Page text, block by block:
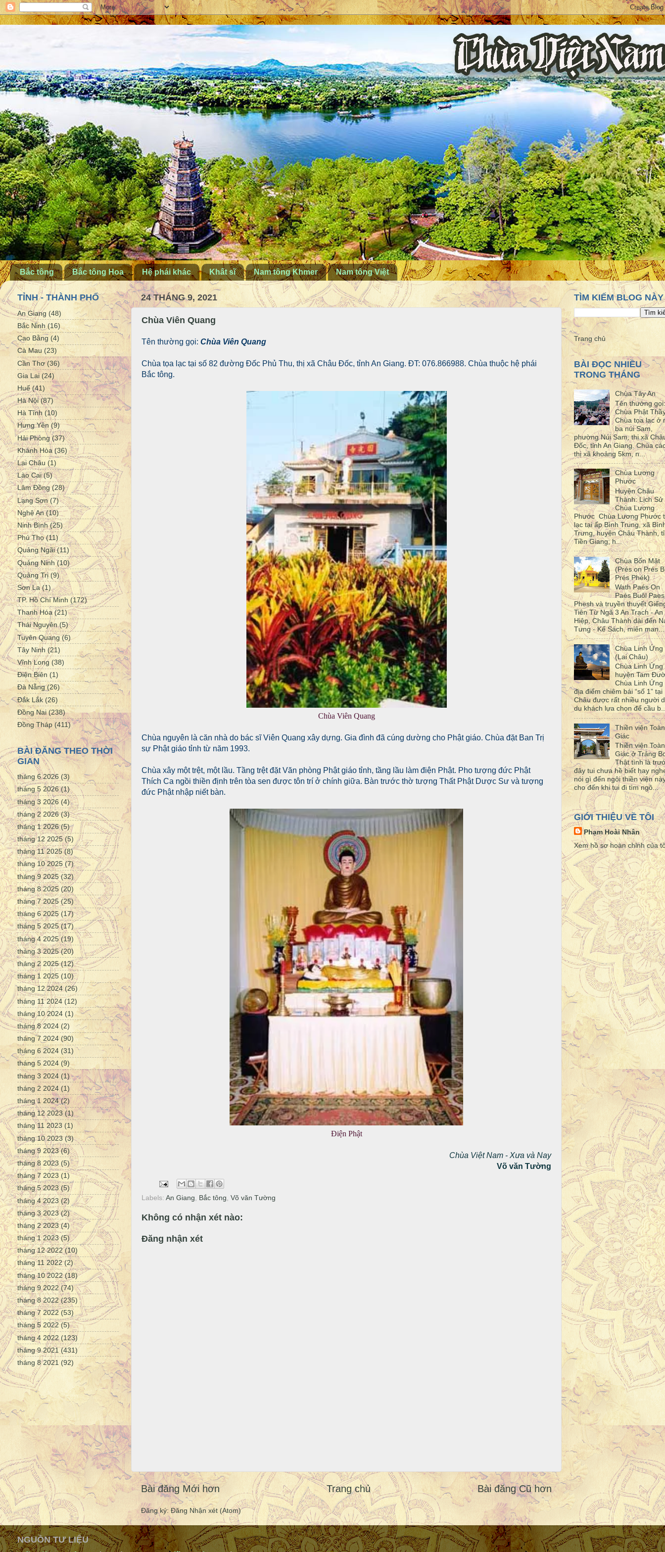
Bắc tông Bắc tông Hoa Hệ phái khác Khất sĩ Nam tông Khmer Nam tông Việt
24 THÁNG 9, 2021
Chùa Viên Quang
Tên thường gọi: Chùa Viên Quang
Chùa tọa lạc tại số 82 đường Đốc Phủ Thu, thị xã Châu Đốc, tỉnh An Giang. ĐT: 076.866988. Chùa thuộc hệ phái
Bắc tông.
Chùa Viên Quang
Chùa nguyên là căn nhà do bác sĩ Viên Quang xây dựng. Gia đình đã cúng dường cho Phật giáo. Chùa đặt Ban Trị
sự Phật giáo tỉnh từ năm 1993.
Chùa xây một trệt, một lầu. Tầng trệt đặt Văn phòng Phật giáo tỉnh, tầng lầu làm điện Phật. Pho tượng đức Phật
Thích Ca ngồi thiền định trên tòa sen được tôn trí ở chính giữa. Bàn trước thờ tượng Thất Phật Dược Sư và tượng
đức Phật nhập niết bàn.
Điện Phật
Chùa Việt Nam - Xưa và Nay
Võ văn Tường
Labels: An Giang Bắc tông Võ văn Tường
Không có nhận xét nào:
Đăng nhận xét
Bài đăng Mới hơn Bài đăng Cũ hơn
Trang chủ
Đăng ký: Đăng Nhận xét (Atom)
TỈNH - THÀNH PHỐ
An Giang (48)
Bắc Ninh (16)
Cao Bằng (4)
Cà Mau (23)
Cần Thơ (36)
Gia Lai (24)
Huế (41)
Hà Nội (87)
Hà Tĩnh (10)
Hưng Yên (9)
Hải Phòng (37)
Khánh Hòa (36)
Lai Châu (1)
Lào Cai (5)
Lâm Đồng (28)
Lạng Sơn (7)
Nghệ An (10)
Ninh Bình (25)
Phú Thọ (11)
Quảng Ngãi (11)
Quảng Ninh (10)
Quảng Trị (9)
Sơn La (1)
TP. Hồ Chí Minh (172)
Thanh Hóa (21)
Thái Nguyên (5)
Tuyên Quang (6)
Tây Ninh (21)
Vĩnh Long (38)
Điện Biên (1)
Đà Nẵng (26)
Đắk Lắk (26)
Đồng Nai (238)
Đồng Tháp (411)
BÀI ĐĂNG THEO THỜI
GIAN
tháng 6 2026 (3)
tháng 5 2026(1)
tháng 3 2026 (4)
tháng 2 2026(3)
tháng 1 2026(5)
tháng 12 2025(5)
tháng 11 2025(8)
tháng 10 2025 (7)
tháng 9 2025(32)
tháng 8 2025(20)
tháng 7 2025(25)
tháng 6 2025(17)
tháng 5 2025(17)
tháng 4 2025(19)
tháng 3 2025(20)
tháng 2 2025(12)
tháng 1 2025 (10)
tháng 12 2024(26)
tháng 11 2024 (12)
tháng 10 2024 (1)
tháng 8 2024 (2)
tháng 7 2024(90)
tháng 6 2024 (31)
tháng 5 2024 (9)
tháng 3 2024 (1)
tháng 2 2024 (1)
tháng 1 2024(2)
tháng 12 2023(1)
tháng 11 2023 (1)
tháng 10 2023(3)
tháng 9 2023(6)
tháng 8 2023 (5)
tháng 7 2023 (1)
tháng 5 2023(5)
tháng 4 2023(2)
tháng 3 2023(2)
tháng 2 2023(4)
tháng 1 2023(5)
tháng 12 2022(10)
tháng 11 2022(2)
tháng 10 2022(18)
tháng 9 2022(74)
tháng 8 2022(235)
tháng 7 2022 (53)
tháng 5 2022(5)
tháng 4 2022(123)
tháng 9 2021(431)
tháng 8 2021 (92)
TÌM KIẾM BLOG NÀY
Trang chủ
BÀI ĐỌC NHIỀU
TRONG THÁNG
Chùa Tây An
Tên thường gọi:
Chùa Phật
Chùa tọa lạc ở
ba núi Sam,
phường Núi Sam, thị xã
Đốc, tỉnh An Giang. Chùa
thị xã khoảng 5km, n...
Chùa Lương
Phước
Huyện Châu
Thành: Lịch Sử
Chùa Lương
Phước Chùa Lương Phước
lạc tại ấp Bình Trung, xã
Trưng, huyện Châu Thành,
Tiền Giang; h...
Chùa Bốn Mặt
(Prés on Prés
Prés Phék)
Wath Paés On
Paés Buôl Paes
Phesh và truyền thuyết
Tiên Từ Ngã 3 An Trạch - An
Hiệp, Châu Thành dài đến
Tưng - Kế Sách, miên man...
Chùa Linh Ứng
(Lai Châu)
Chùa Linh Ứng
huyện Tam
Chùa Linh Ứng
địa điểm chiêm bái “số 1” tại
Châu được rất nhiều người
du khách lựa chọn để cầu
Thiền viện Toàn
Giác
Thiền viện Toàn
Giác ở Trảng
Thật tình là
đây tui chưa hề biết hay
nói gì đến ngôi thiền viện
cho đến khi tui đi tìm ngô...
GIỚI THIỆU VỀ TÔI
Phạm Hoài Nhân
Xem hồ sơ hoàn chỉnh của
NGUỒN TƯ LIỆU